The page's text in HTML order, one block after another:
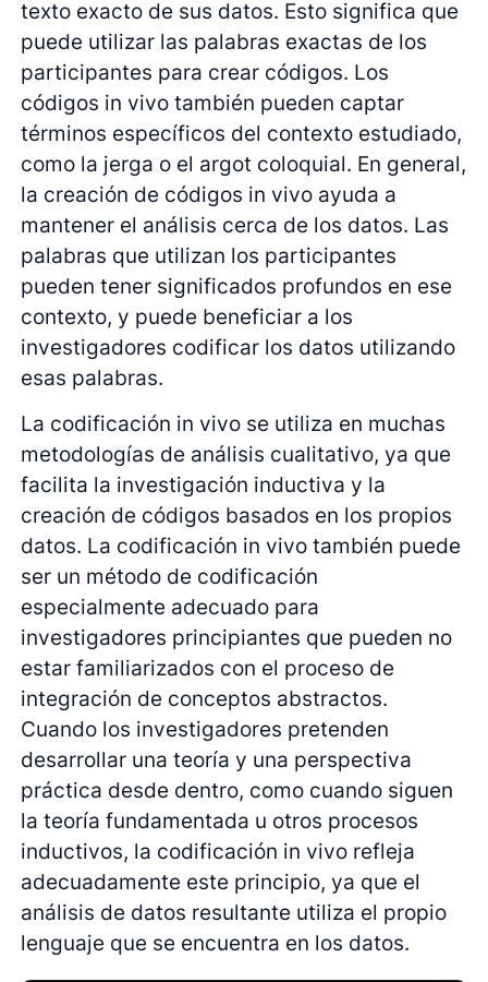
texto exacto de sus datos. Esto significa que
puede utilizar las palabras exactas de los
participantes para crear códigos. Los
códigos in vivo también pueden captar
términos específicos del contexto estudiado,
como la jerga o el argot coloquial. En general,
la creación de códigos in vivo ayuda a
mantener el análisis cerca de los datos. Las
palabras que utilizan los participantes
pueden tener significados profundos en ese
contexto, y puede beneficiar a los
investigadores codificar los datos utilizando
esas palabras.
La codificación in vivo se utiliza en muchas
metodologías de análisis cualitativo, ya que
facilita la investigación inductiva y la
creación de códigos basados en los propios
datos. La codificación in vivo también puede
ser un método de codificación
especialmente adecuado para
investigadores principiantes que pueden no
estar familiarizados con el proceso de
integración de conceptos abstractos.
Cuando los investigadores pretenden
desarrollar una teoría y una perspectiva
práctica desde dentro, como cuando siguen
la teoría fundamentada u otros procesos
inductivos, la codificación in vivo refleja
adecuadamente este principio, ya que el
análisis de datos resultante utiliza el propio
lenguaje que se encuentra en los datos.